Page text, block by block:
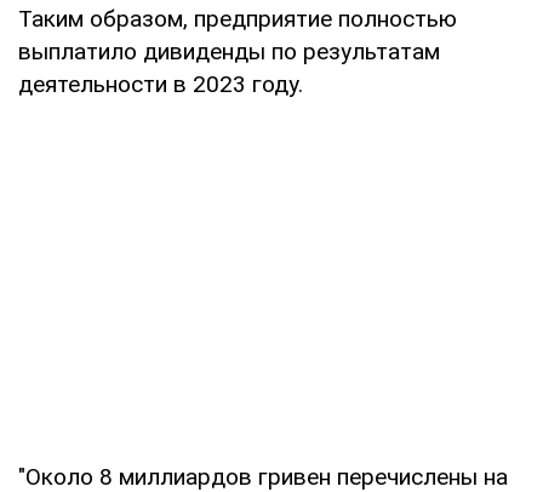
Таким образом, предприятие полностью
выплатило дивиденды по результатам
деятельности в 2023 году.
"Около 8 миллиардов гривен перечислены на